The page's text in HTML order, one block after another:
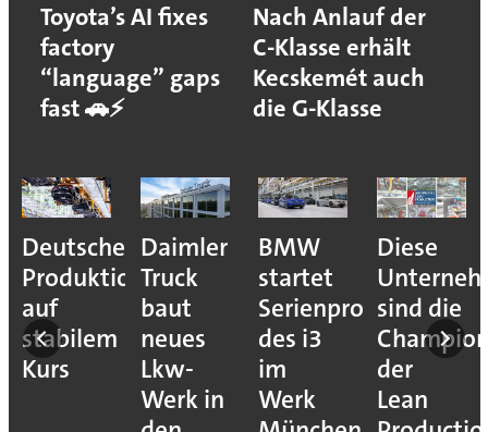
Toyota’s AI fixes
factory
“language” gaps
fast 🚗⚡
Nach Anlauf der
C-Klasse erhält
Kecskemét auch
die G-Klasse
Deutsche
Produktion
auf
stabilem
Kurs
Daimler
Truck
baut
neues
Lkw-
Werk in
BMW
startet
Serienproduktion
des i3
im
Werk
Diese
sind die
der
Lean